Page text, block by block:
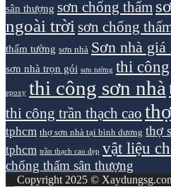
sân thượng sơn chống thấm
ngoài trời sơn chống
thấm tường sơn nhà Sơn nhà giá
sơn nhà trọn gói sơn tường thi
epoxy thi công sơn nhà
thi công trần thạch cao
tphcm thợ sơn nhà tại bình dương thợ
tphcm trần thạch cao đẹp vật liệu
chống thấm sân thượng
Copyright 2025 ©